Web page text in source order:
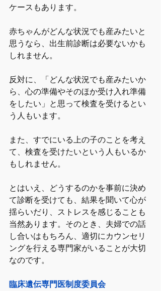
ケースもあります。
赤ちゃんがどんな状況でも産みたいと
思うなら、出生前診断は必要ないかも
しれません。
反対に、「どんな状況でも産みたいか
ら、心の準備やそのほか受け入れ準備
をしたい」と思って検査を受けるとい
う人もいます。
また、すでにいる上の子のことを考え
て、検査を受けたいという人もいるか
もしれません。
とはいえ、どうするのかを事前に決め
て診断を受けても、結果を聞いて心が
揺らいだり、ストレスを感じることも
当然あります。そのとき、夫婦での話
し合いはもちろん、適切にカウンセリ
ングを行える専門家がいることが大切
なのです。
臨床遺伝専門医制度委員会